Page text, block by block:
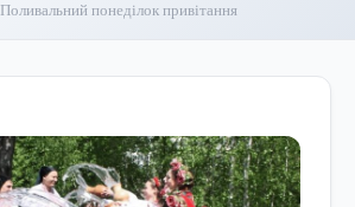
Поливальний понеділок привітання